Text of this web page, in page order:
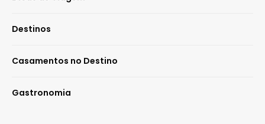
Destinos
Casamentos no Destino
Gastronomia